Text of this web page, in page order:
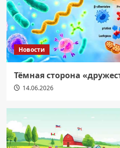
Новости
Тёмная сторона
14.06.2026